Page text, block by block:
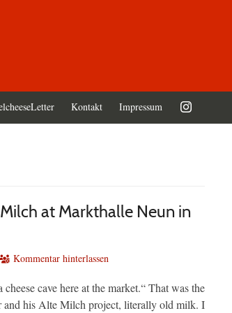
Kontakt Impressum
at Markthalle Neun in
Kommentar hinterlassen
cave here at the market.“ That was the
and his Alte Milch project, literally old milk. I